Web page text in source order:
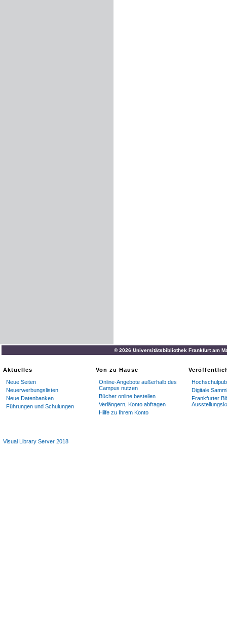
© 2026 Universitätsbibliothek Frankfurt am
Aktuelles
Neue Seiten
Neuerwerbungslisten
Neue Datenbanken
Führungen und Schulungen
Von zu Hause
Online-Angebote außerhalb des
Campus nutzen
Bücher online bestellen
Verlängern, Konto abfragen
Hilfe zu Ihrem Konto
Digitale
Frankfurter
Visual Library Server 2018